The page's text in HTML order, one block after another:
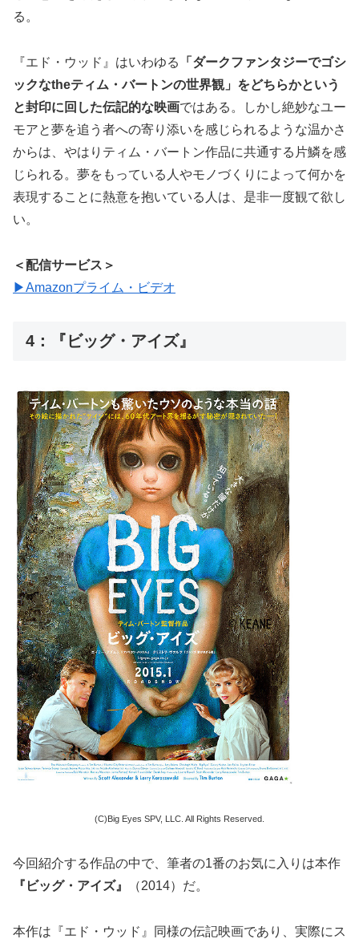
る。
『エド・ウッド』はいわゆる
「ダークファンタジーでゴシ
ックなtheティム・バートンの世界観」をどちらかという
と封印に回した伝記的な映画ではある。しかし絶妙なユー
モアと夢を追う者への寄り添いを感じられるような温かさ
からは、やはりティム・バートン作品に共通する片鱗を感
じられる。夢をもっている人やモノづくりによって何かを
表現することに熱意を抱いている人は、是非一度観て欲し
い。
＜配信サービス＞
▶︎Amazonプライム・ビデオ
4：『ビッグ・アイズ』
(C)Big Eyes SPV, LLC. All Rights Reserved.
今回紹介する作品の中で、筆者の1番のお気に入りは本作
『ビッグ・アイズ』
（2014）だ。
本作は『エド・ウッド』同様の伝記映画であり、実際にス